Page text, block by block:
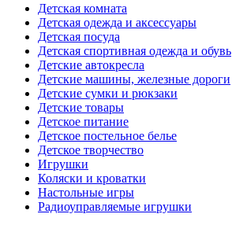
Детская комната
Детская одежда и аксессуары
Детская посуда
Детская спортивная одежда и обувь
Детские автокресла
Детские машины, железные дороги
Детские сумки и рюкзаки
Детские товары
Детское питание
Детское постельное белье
Детское творчество
Игрушки
Коляски и кроватки
Настольные игры
Радиоуправляемые игрушки